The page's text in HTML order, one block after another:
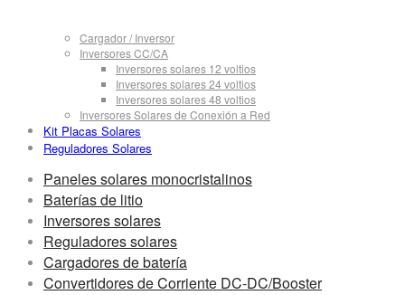
Cargador / Inversor
Inversores CC/CA
Inversores solares 12 voltios
Inversores solares 24 voltios
Inversores solares 48 voltios
Inversores Solares de Conexión a Red
Kit Placas Solares
Reguladores Solares
Paneles solares monocristalinos
Baterías de litio
Inversores solares
Reguladores solares
Cargadores de batería
Convertidores de Corriente DC-DC/Booster